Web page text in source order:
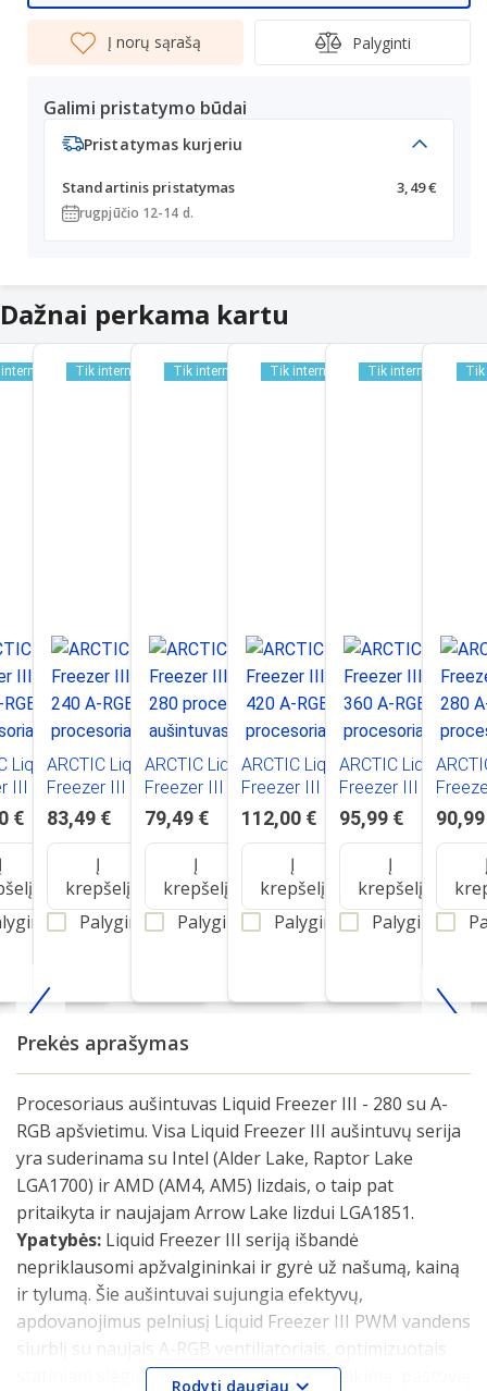
Į norų sąrašą Palyginti
Galimi pristatymo būdai
Pristatymas kurjeriu
Standartinis pristatymas 3,49 €
rugpjūčio 12-14 d.
Dažnai perkama kartu
Liquid
III Pro -
baltas
€
Tik internetu
ARCTIC Liquid
Freezer III PRO
240 A-RGB
procesoriaus
aušintuvas, baltas
83,49 €
Į
krepšelį
Palyginti
Tik internetu
ARCTIC Liquid
Freezer III Pro -
280 procesoriaus
aušintuvas
79,49 €
Į
krepšelį
Palyginti
Tik internetu
ARCTIC Liquid
Freezer III Pro 420
A-RGB
procesoriaus
aušintuvas, baltas
112,00 €
Į
krepšelį
Palyginti
Tik internetu
ARCTIC Liquid
Freezer III Pro 360
A-RGB
procesoriaus
aušintuvas, juodas
95,99 €
Į
krepšelį
Palyginti
Tik
280
25
Prekės aprašymas
Procesoriaus aušintuvas Liquid Freezer III - 280 su A-
RGB apšvietimu. Visa Liquid Freezer III aušintuvų serija
yra suderinama su Intel (Alder Lake, Raptor Lake
LGA1700) ir AMD (AM4, AM5) lizdais, o taip pat
pritaikyta ir naujajam Arrow Lake lizdui LGA1851.
Ypatybės: Liquid Freezer III seriją išbandė
nepriklausomi apžvalgininkai ir gyrė už našumą, kainą
ir tylumą. Šie aušintuvai sujungia efektyvų,
apdovanojimus pelniusį Liquid Freezer III PWM vandens
siurblį su naujais A-RGB ventiliatoriais, optimizuotais
statiniam slėgiui. Tai užtikrina itin tylų veikimą, pastovią
Rodyti daugiau